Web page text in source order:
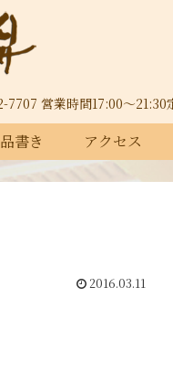
営業時間17:00～21:30
書き アクセス
2016.03.11